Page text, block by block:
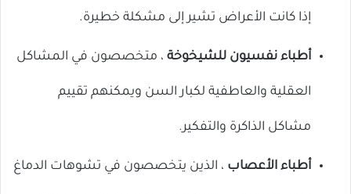
إذا كانت الأعراض تشير إلى مشكلة خطيرة.
أطباء نفسيون للشيخوخة ، متخصصون في المشاكل
العقلية والعاطفية لكبار السن ويمكنهم تقييم
مشاكل الذاكرة والتفكير.
أطباء الأعصاب ، الذين يتخصصون في تشوهات الدماغ